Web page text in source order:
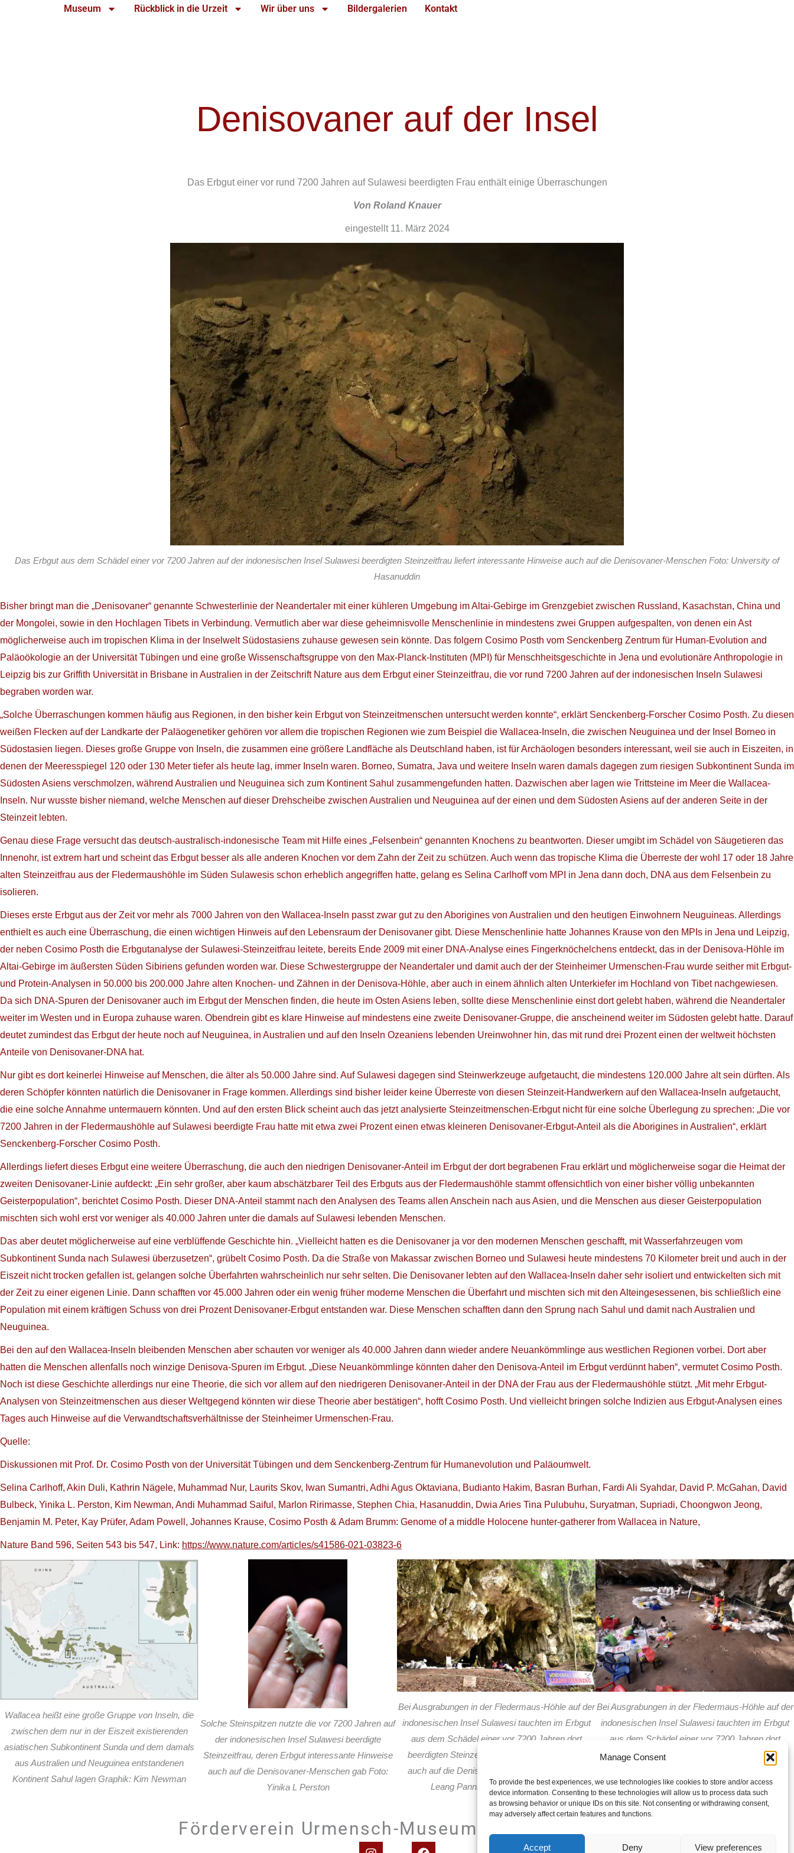
Manage Consent
To provide the best experiences, we use technologies like cookies to store and/or access
device information. Consenting to these technologies will allow us to process data such
as browsing behavior or unique IDs on this site. Not consenting or withdrawing consent,
may adversely affect certain features and functions.
Accept Deny View preferences
Museum Rückblick in die Urzeit Wir über uns Bildergalerien Kontakt
Denisovaner auf der Insel
Das Erbgut einer vor rund 7200 Jahren auf Sulawesi beerdigten Frau enthält einige Überraschungen
Von Roland Knauer
eingestellt 11. März 2024
Das Erbgut aus dem Schädel einer vor 7200 Jahren auf der indonesischen Insel Sulawesi beerdigten Steinzeitfrau liefert interessante Hinweise auch auf die Denisovaner-Menschen Foto: University of
Hasanuddin
Bisher bringt man die „Denisovaner“ genannte Schwesterlinie der Neandertaler mit einer kühleren Umgebung im Altai-Gebirge im Grenzgebiet zwischen Russland, Kasachstan, China und
der Mongolei, sowie in den Hochlagen Tibets in Verbindung. Vermutlich aber war diese geheimnisvolle Menschenlinie in mindestens zwei Gruppen aufgespalten, von denen ein Ast
möglicherweise auch im tropischen Klima in der Inselwelt Südostasiens zuhause gewesen sein könnte. Das folgern Cosimo Posth vom Senckenberg Zentrum für Human-Evolution and
Paläoökologie an der Universität Tübingen und eine große Wissenschaftsgruppe von den Max-Planck-Instituten (MPI) für Menschheitsgeschichte in Jena und evolutionäre Anthropologie in
Leipzig bis zur Griffith Universität in Brisbane in Australien in der Zeitschrift Nature aus dem Erbgut einer Steinzeitfrau, die vor rund 7200 Jahren auf der indonesischen Inseln Sulawesi
begraben worden war.
„Solche Überraschungen kommen häufig aus Regionen, in den bisher kein Erbgut von Steinzeitmenschen untersucht werden konnte“, erklärt Senckenberg-Forscher Cosimo Posth. Zu diesen
weißen Flecken auf der Landkarte der Paläogenetiker gehören vor allem die tropischen Regionen wie zum Beispiel die Wallacea-Inseln, die zwischen Neuguinea und der Insel Borneo in
Südostasien liegen. Dieses große Gruppe von Inseln, die zusammen eine größere Landfläche als Deutschland haben, ist für Archäologen besonders interessant, weil sie auch in Eiszeiten, in
denen der Meeresspiegel 120 oder 130 Meter tiefer als heute lag, immer Inseln waren. Borneo, Sumatra, Java und weitere Inseln waren damals dagegen zum riesigen Subkontinent Sunda im
Südosten Asiens verschmolzen, während Australien und Neuguinea sich zum Kontinent Sahul zusammengefunden hatten. Dazwischen aber lagen wie Trittsteine im Meer die Wallacea-
Inseln. Nur wusste bisher niemand, welche Menschen auf dieser Drehscheibe zwischen Australien und Neuguinea auf der einen und dem Südosten Asiens auf der anderen Seite in der
Steinzeit lebten.
Genau diese Frage versucht das deutsch-australisch-indonesische Team mit Hilfe eines „Felsenbein“ genannten Knochens zu beantworten. Dieser umgibt im Schädel von Säugetieren das
Innenohr, ist extrem hart und scheint das Erbgut besser als alle anderen Knochen vor dem Zahn der Zeit zu schützen. Auch wenn das tropische Klima die Überreste der wohl 17 oder 18 Jahre
alten Steinzeitfrau aus der Fledermaushöhle im Süden Sulawesis schon erheblich angegriffen hatte, gelang es Selina Carlhoff vom MPI in Jena dann doch, DNA aus dem Felsenbein zu
isolieren.
Dieses erste Erbgut aus der Zeit vor mehr als 7000 Jahren von den Wallacea-Inseln passt zwar gut zu den Aborigines von Australien und den heutigen Einwohnern Neuguineas. Allerdings
enthielt es auch eine Überraschung, die einen wichtigen Hinweis auf den Lebensraum der Denisovaner gibt. Diese Menschenlinie hatte Johannes Krause von den MPIs in Jena und Leipzig,
der neben Cosimo Posth die Erbgutanalyse der Sulawesi-Steinzeitfrau leitete, bereits Ende 2009 mit einer DNA-Analyse eines Fingerknöchelchens entdeckt, das in der Denisova-Höhle im
Altai-Gebirge im äußersten Süden Sibiriens gefunden worden war. Diese Schwestergruppe der Neandertaler und damit auch der der Steinheimer Urmenschen-Frau wurde seither mit Erbgut-
und Protein-Analysen in 50.000 bis 200.000 Jahre alten Knochen- und Zähnen in der Denisova-Höhle, aber auch in einem ähnlich alten Unterkiefer im Hochland von Tibet nachgewiesen.
Da sich DNA-Spuren der Denisovaner auch im Erbgut der Menschen finden, die heute im Osten Asiens leben, sollte diese Menschenlinie einst dort gelebt haben, während die Neandertaler
weiter im Westen und in Europa zuhause waren. Obendrein gibt es klare Hinweise auf mindestens eine zweite Denisovaner-Gruppe, die anscheinend weiter im Südosten gelebt hatte. Darauf
deutet zumindest das Erbgut der heute noch auf Neuguinea, in Australien und auf den Inseln Ozeaniens lebenden Ureinwohner hin, das mit rund drei Prozent einen der weltweit höchsten
Anteile von Denisovaner-DNA hat.
Nur gibt es dort keinerlei Hinweise auf Menschen, die älter als 50.000 Jahre sind. Auf Sulawesi dagegen sind Steinwerkzeuge aufgetaucht, die mindestens 120.000 Jahre alt sein dürften. Als
deren Schöpfer könnten natürlich die Denisovaner in Frage kommen. Allerdings sind bisher leider keine Überreste von diesen Steinzeit-Handwerkern auf den Wallacea-Inseln aufgetaucht,
die eine solche Annahme untermauern könnten. Und auf den ersten Blick scheint auch das jetzt analysierte Steinzeitmenschen-Erbgut nicht für eine solche Überlegung zu sprechen: „Die vor
7200 Jahren in der Fledermaushöhle auf Sulawesi beerdigte Frau hatte mit etwa zwei Prozent einen etwas kleineren Denisovaner-Erbgut-Anteil als die Aborigines in Australien“, erklärt
Senckenberg-Forscher Cosimo Posth.
Allerdings liefert dieses Erbgut eine weitere Überraschung, die auch den niedrigen Denisovaner-Anteil im Erbgut der dort begrabenen Frau erklärt und möglicherweise sogar die Heimat der
zweiten Denisovaner-Linie aufdeckt: „Ein sehr großer, aber kaum abschätzbarer Teil des Erbguts aus der Fledermaushöhle stammt offensichtlich von einer bisher völlig unbekannten
Geisterpopulation“, berichtet Cosimo Posth. Dieser DNA-Anteil stammt nach den Analysen des Teams allen Anschein nach aus Asien, und die Menschen aus dieser Geisterpopulation
mischten sich wohl erst vor weniger als 40.000 Jahren unter die damals auf Sulawesi lebenden Menschen.
Das aber deutet möglicherweise auf eine verblüffende Geschichte hin. „Vielleicht hatten es die Denisovaner ja vor den modernen Menschen geschafft, mit Wasserfahrzeugen vom
Subkontinent Sunda nach Sulawesi überzusetzen“, grübelt Cosimo Posth. Da die Straße von Makassar zwischen Borneo und Sulawesi heute mindestens 70 Kilometer breit und auch in der
Eiszeit nicht trocken gefallen ist, gelangen solche Überfahrten wahrscheinlich nur sehr selten. Die Denisovaner lebten auf den Wallacea-Inseln daher sehr isoliert und entwickelten sich mit
der Zeit zu einer eigenen Linie. Dann schafften vor 45.000 Jahren oder ein wenig früher moderne Menschen die Überfahrt und mischten sich mit den Alteingesessenen, bis schließlich eine
Population mit einem kräftigen Schuss von drei Prozent Denisovaner-Erbgut entstanden war. Diese Menschen schafften dann den Sprung nach Sahul und damit nach Australien und
Neuguinea.
Bei den auf den Wallacea-Inseln bleibenden Menschen aber schauten vor weniger als 40.000 Jahren dann wieder andere Neuankömmlinge aus westlichen Regionen vorbei. Dort aber
hatten die Menschen allenfalls noch winzige Denisova-Spuren im Erbgut. „Diese Neuankömmlinge könnten daher den Denisova-Anteil im Erbgut verdünnt haben“, vermutet Cosimo Posth.
Noch ist diese Geschichte allerdings nur eine Theorie, die sich vor allem auf den niedrigeren Denisovaner-Anteil in der DNA der Frau aus der Fledermaushöhle stützt. „Mit mehr Erbgut-
Analysen von Steinzeitmenschen aus dieser Weltgegend könnten wir diese Theorie aber bestätigen“, hofft Cosimo Posth. Und vielleicht bringen solche Indizien aus Erbgut-Analysen eines
Tages auch Hinweise auf die Verwandtschaftsverhältnisse der Steinheimer Urmenschen-Frau.
Quelle:
Diskussionen mit Prof. Dr. Cosimo Posth von der Universität Tübingen und dem Senckenberg-Zentrum für Humanevolution und Paläoumwelt.
Selina Carlhoff, Akin Duli, Kathrin Nägele, Muhammad Nur, Laurits Skov, Iwan Sumantri, Adhi Agus Oktaviana, Budianto Hakim, Basran Burhan, Fardi Ali Syahdar, David P. McGahan, David
Bulbeck, Yinika L. Perston, Kim Newman, Andi Muhammad Saiful, Marlon Ririmasse, Stephen Chia, Hasanuddin, Dwia Aries Tina Pulubuhu, Suryatman, Supriadi, Choongwon Jeong,
Benjamin M. Peter, Kay Prüfer, Adam Powell, Johannes Krause, Cosimo Posth & Adam Brumm: Genome of a middle Holocene hunter-gatherer from Wallacea in Nature,
Nature Band 596, Seiten 543 bis 547, Link: https://www.nature.com/articles/s41586-021-03823-6
Wallacea heißt eine große Gruppe von Inseln, die
zwischen dem nur in der Eiszeit existierenden
asiatischen Subkontinent Sunda und dem damals
aus Australien und Neuguinea entstandenen
Kontinent Sahul lagen Graphik: Kim Newman
Solche Steinspitzen nutzte die vor 7200 Jahren auf
der indonesischen Insel Sulawesi beerdigte
Steinzeitfrau, deren Erbgut interessante Hinweise
auch auf die Denisovaner-Menschen gab Foto:
Yinika L Perston
Bei Ausgrabungen in der Fledermaus-Höhle auf der
indonesischen Insel Sulawesi tauchten im Erbgut
aus dem Schädel einer vor 7200 Jahren dort
beerdigten Steinzeitfrau interessante Hinweise
auch auf die Denisovaner-Menschen auf Foto:
Leang Panninge Research Project
Bei Ausgrabungen in der Fledermaus-Höhle auf der
indonesischen Insel Sulawesi tauchten im Erbgut
aus dem Schädel einer vor 7200 Jahren dort
beerdigten Steinzeitfrau interessante Hinweise
Leang Panninge Research Project
Förderverein Urmensch-Museum Steinheim e.V.
I
F